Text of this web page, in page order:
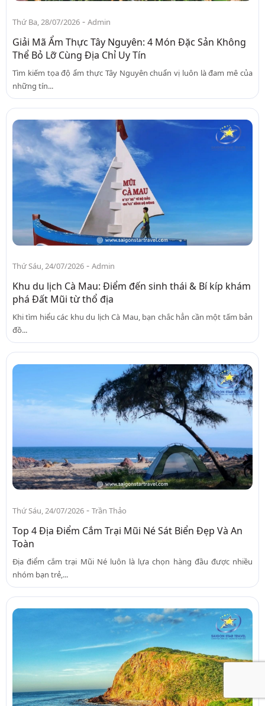
Thứ Ba, 28/07/2026 - Admin
Giải Mã Ẩm Thực Tây Nguyên: 4 Món Đặc Sản Không
Thể Bỏ Lỡ Cùng Địa Chỉ Uy Tín
Tìm kiếm tọa độ ẩm thực Tây Nguyên chuẩn vị luôn là đam mê của
những tín...
Thứ Sáu, 24/07/2026 - Admin
Khu du lịch Cà Mau: Điểm đến sinh thái & Bí kíp khám
phá Đất Mũi từ thổ địa
Khi tìm hiểu các khu du lịch Cà Mau, bạn chắc hẳn cần một tấm bản
đồ...
Thứ Sáu, 24/07/2026 - Trần Thảo
Top 4 Địa Điểm Cắm Trại Mũi Né Sát Biển Đẹp Và An
Toàn
Địa điểm cắm trại Mũi Né luôn là lựa chọn hàng đầu được nhiều
nhóm bạn trẻ,...